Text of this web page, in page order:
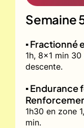
Semaine
▪️ Fractionné
1h, 8x1 min
descente.
▪️ Endurance
1h30 en zone
min.